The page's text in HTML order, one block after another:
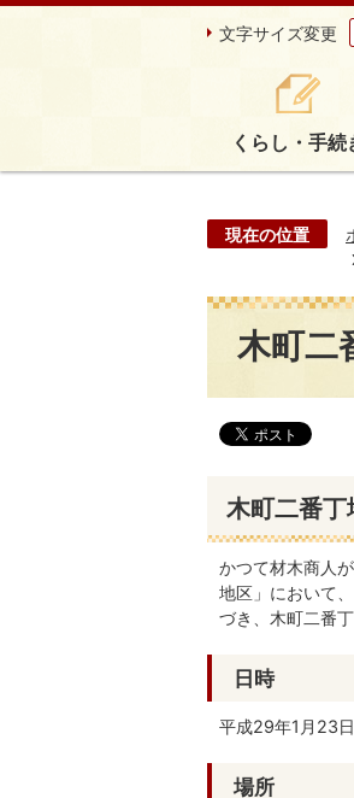
文字サイズ変更
くらし・手続
現在の位置
木町二
木町二番丁
かつて材木商人
地区」において
づき、木町二番
日時
平成29年1月23
場所